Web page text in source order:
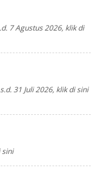
7 Agustus 2026, klik di
31 Juli 2026, klik di sini
sini